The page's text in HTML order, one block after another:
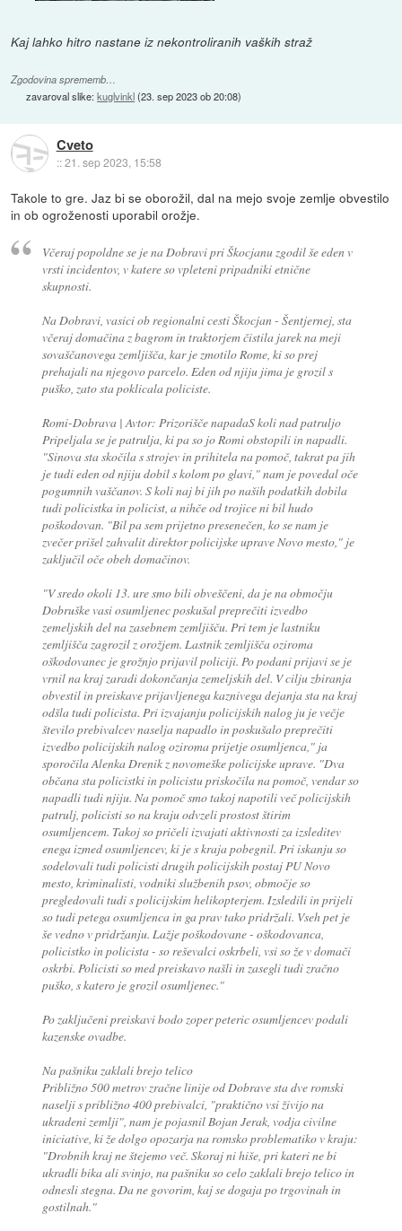
Kaj lahko hitro nastane iz nekontroliranih vaških straž
Zgodovina sprememb…
zavaroval slike:kuglvinkl(23. sep 2023 ob 20:08)
Cveto
::21. sep 2023, 15:58
Takole to gre. Jaz bi se oborožil, dal na mejo svoje zemlje obvestilo
in ob ogroženosti uporabil orožje.
Včeraj popoldne se je na Dobravi pri Škocjanu zgodil še eden v
vrsti incidentov, v katere so vpleteni pripadniki etnične
skupnosti.
Na Dobravi, vasici ob regionalni cesti Škocjan - Šentjernej, sta
včeraj domačina z bagrom in traktorjem čistila jarek na meji
sovaščanovega zemljišča, kar je zmotilo Rome, ki so prej
prehajali na njegovo parcelo. Eden od njiju jima je grozil s
puško, zato sta poklicala policiste.
Romi-Dobrava | Avtor: Prizorišče napadaS koli nad patruljo
Pripeljala se je patrulja, ki pa so jo Romi obstopili in napadli.
"Sinova sta skočila s strojev in prihitela na pomoč, takrat pa jih
je tudi eden od njiju dobil s kolom po glavi," nam je povedal oče
pogumnih vaščanov. S koli naj bi jih po naših podatkih dobila
tudi policistka in policist, a nihče od trojice ni bil hudo
poškodovan. "Bil pa sem prijetno presenečen, ko se nam je
zvečer prišel zahvalit direktor policijske uprave Novo mesto," je
zaključil oče obeh domačinov.
"V sredo okoli 13. ure smo bili obveščeni, da je na območju
Dobruške vasi osumljenec poskušal preprečiti izvedbo
zemeljskih del na zasebnem zemljišču. Pri tem je lastniku
zemljišča zagrozil z orožjem. Lastnik zemljišča oziroma
oškodovanec je grožnjo prijavil policiji. Po podani prijavi se je
vrnil na kraj zaradi dokončanja zemeljskih del. V cilju zbiranja
obvestil in preiskave prijavljenega kaznivega dejanja sta na kraj
odšla tudi policista. Pri izvajanju policijskih nalog ju je večje
število prebivalcev naselja napadlo in poskušalo preprečiti
izvedbo policijskih nalog oziroma prijetje osumljenca," ja
sporočila Alenka Drenik z novomeške policijske uprave. "Dva
občana sta policistki in policistu priskočila na pomoč, vendar so
napadli tudi njiju. Na pomoč smo takoj napotili več policijskih
patrulj, policisti so na kraju odvzeli prostost štirim
osumljencem. Takoj so pričeli izvajati aktivnosti za izsleditev
enega izmed osumljencev, ki je s kraja pobegnil. Pri iskanju so
sodelovali tudi policisti drugih policijskih postaj PU Novo
mesto, kriminalisti, vodniki službenih psov, območje so
pregledovali tudi s policijskim helikopterjem. Izsledili in prijeli
so tudi petega osumljenca in ga prav tako pridržali. Vseh pet je
še vedno v pridržanju. Lažje poškodovane - oškodovanca,
policistko in policista - so reševalci oskrbeli, vsi so že v domači
oskrbi. Policisti so med preiskavo našli in zasegli tudi zračno
puško, s katero je grozil osumljenec."
Po zaključeni preiskavi bodo zoper peteric osumljencev podali
kazenske ovadbe.
Na pašniku zaklali brejo telico
Približno 500 metrov zračne linije od Dobrave sta dve romski
naselji s približno 400 prebivalci, "praktično vsi živijo na
ukradeni zemlji", nam je pojasnil Bojan Jerak, vodja civilne
iniciative, ki že dolgo opozarja na romsko problematiko v kraju:
"Drobnih kraj ne štejemo več. Skoraj ni hiše, pri kateri ne bi
ukradli bika ali svinjo, na pašniku so celo zaklali brejo telico in
odnesli stegna. Da ne govorim, kaj se dogaja po trgovinah in
gostilnah."